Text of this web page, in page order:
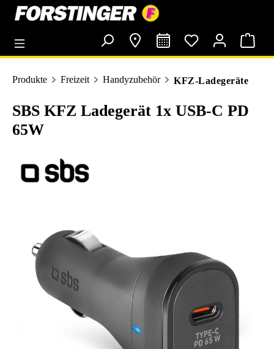
springen
Produkte Freizeit Handyzubehör KFZ-Ladegeräte
SBS KFZ Ladegerät 1x USB-C PD
65W